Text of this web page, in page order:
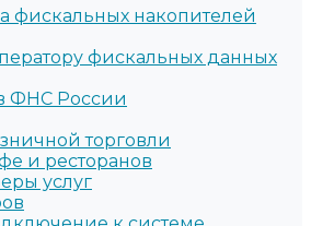
фискальных накопителей
фискальных данных
ФНС России
торговли
и ресторанов
услуг